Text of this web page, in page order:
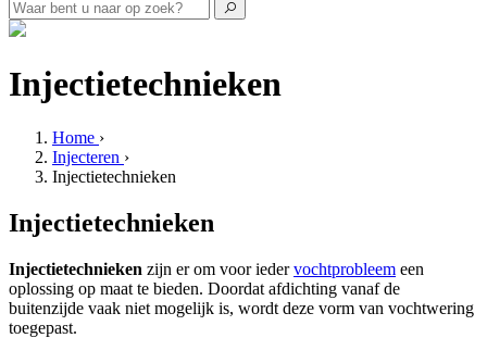
Injectietechnieken
Home ›
Injecteren ›
Injectietechnieken
Injectietechnieken
Injectietechnieken zijn er om voor iedervochtprobleem een
oplossing op maat te bieden. Doordat afdichting vanaf de
buitenzijde vaak niet mogelijk is, wordt deze vorm van vochtwering
toegepast.